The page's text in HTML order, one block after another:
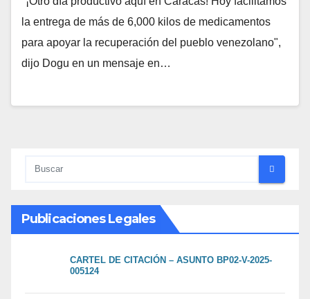
la entrega de más de 6,000 kilos de medicamentos
para apoyar la recuperación del pueblo venezolano",
dijo Dogu en un mensaje en…
Publicaciones Legales
CARTEL DE CITACIÓN – ASUNTO BP02-V-2025-
005124